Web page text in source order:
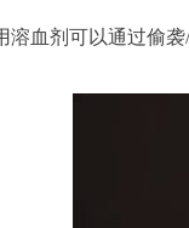
溶血剂可以通过偷袭